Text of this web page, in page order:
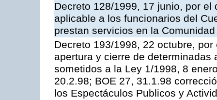
Decreto 128/1999, 17 junio, por
aplicable a los funcionarios del
prestan servicios en la
Decreto 193/1998, 22 octubre,
apertura y cierre de
sometidos a la Ley 1/1998, 8
20.2.98; BOE 27, 31.1.98
los Espectáculos Publicos y